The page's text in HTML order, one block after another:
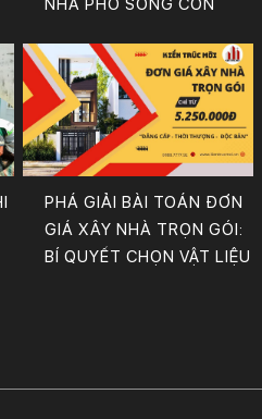
NHÀ PHỐ SỐNG CÒN
PHÁ GIẢI BÀI TOÁN ĐƠN
GIÁ XÂY NHÀ TRỌN GÓI:
BÍ QUYẾT CHỌN VẬT LIỆU